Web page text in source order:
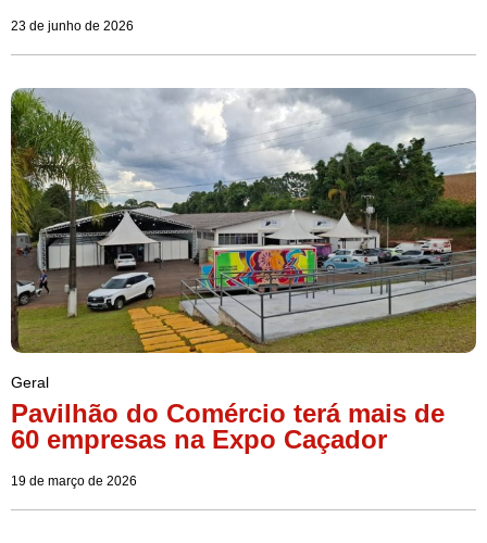
23 de junho de 2026
Geral
Pavilhão do Comércio terá mais de
60 empresas na Expo Caçador
19 de março de 2026